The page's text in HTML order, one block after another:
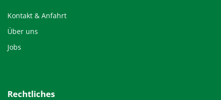
Kontakt & Anfahrt
Über uns
Jobs
Rechtliches